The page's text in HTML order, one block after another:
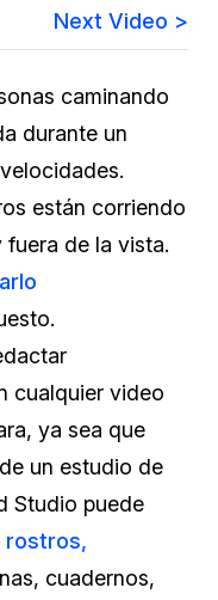
y
Directas
Next Video >
caminando
durante un
están corriendo
de la vista.
cualquier video
ya sea que
un estudio de
Studio puede
rostros,
cuadernos,